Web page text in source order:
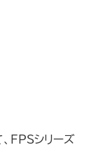
FPSシリーズ